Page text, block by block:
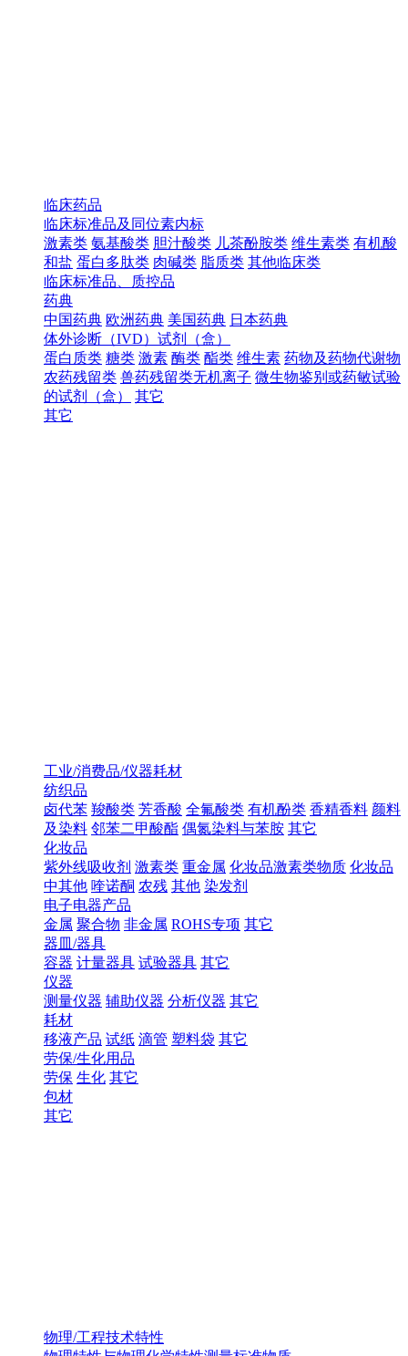
临床药品
临床标准品及同位素内标
激素类 氨基酸类 胆汁酸类 儿茶酚胺类 维生素类 有机酸
和盐 蛋白多肽类 肉碱类 脂质类 其他临床类
临床标准品、质控品
药典
中国药典 欧洲药典 美国药典 日本药典
体外诊断（IVD）试剂（盒）
蛋白质类 糖类 激素 酶类 酯类 维生素 药物及药物代谢物
农药残留类 兽药残留类无机离子 微生物鉴别或药敏试验
的试剂（盒）
其它
其它
工业/消费品/仪器耗材
纺织品
卤代苯 羧酸类 芳香酸 全氟酸类 有机酚类 香精香料 颜料
及染料 邻苯二甲酸酯 偶氮染料与苯胺 其它
化妆品
紫外线吸收剂 激素类 重金属 化妆品激素类物质 化妆品
中其他 喹诺酮 农残 其他 染发剂
电子电器产品
金属 聚合物 非金属 ROHS专项 其它
器皿/器具
容器 计量器具 试验器具 其它
仪器
测量仪器 辅助仪器 分析仪器 其它
耗材
移液产品 试纸 滴管 塑料袋 其它
劳保/生化用品
劳保 生化 其它
包材
其它
物理/工程技术特性